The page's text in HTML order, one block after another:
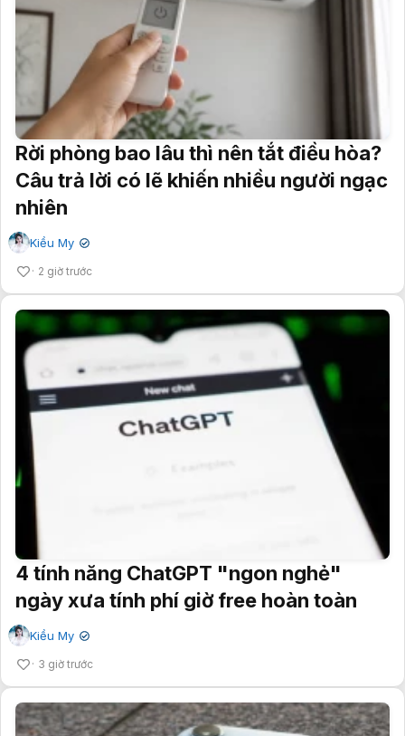
Rời phòng bao lâu thì nên tắt điều hòa?
Câu trả lời có lẽ khiến nhiều người ngạc
nhiên
Kiều My ✔
2 giờ trước
4 tính năng ChatGPT "ngon nghẻ"
ngày xưa tính phí giờ free hoàn toàn
Kiều My ✔
3 giờ trước